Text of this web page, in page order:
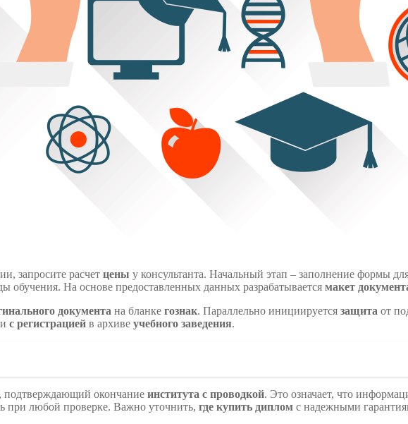
запросите расчет цены у консультанта. Начальный этап – заполнение формы
обучения. На основе предоставленных данных разрабатывается макет
документа на бланке гознак. Параллельно инициируется защита от
и с регистрацией в архиве учебного заведения.
подтверждающий окончание института с проводкой. Это означает, что
при любой проверке. Важно уточнить, где купить диплом с надежными